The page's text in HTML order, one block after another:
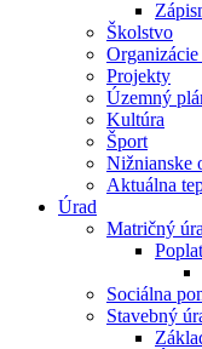
Školstvo
Projekty
Územný
Kultúra
Šport
Nižnianske
Aktuálna
Úrad
Matričný
Sociálna
Stavebný